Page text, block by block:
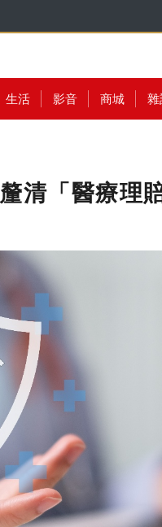
生活 影音 商城 雜
清「醫療理